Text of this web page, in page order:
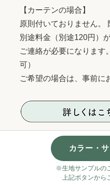
カラー・
※生地サンプルの
上記ボタンから
【カーテンの場合】
原則付いておりません。
別途料金（別途120円）
ご連絡が必要になります
可）
ご希望の場合は、事前に
キャンセル・注文内容変
ご注文をいただいた時点